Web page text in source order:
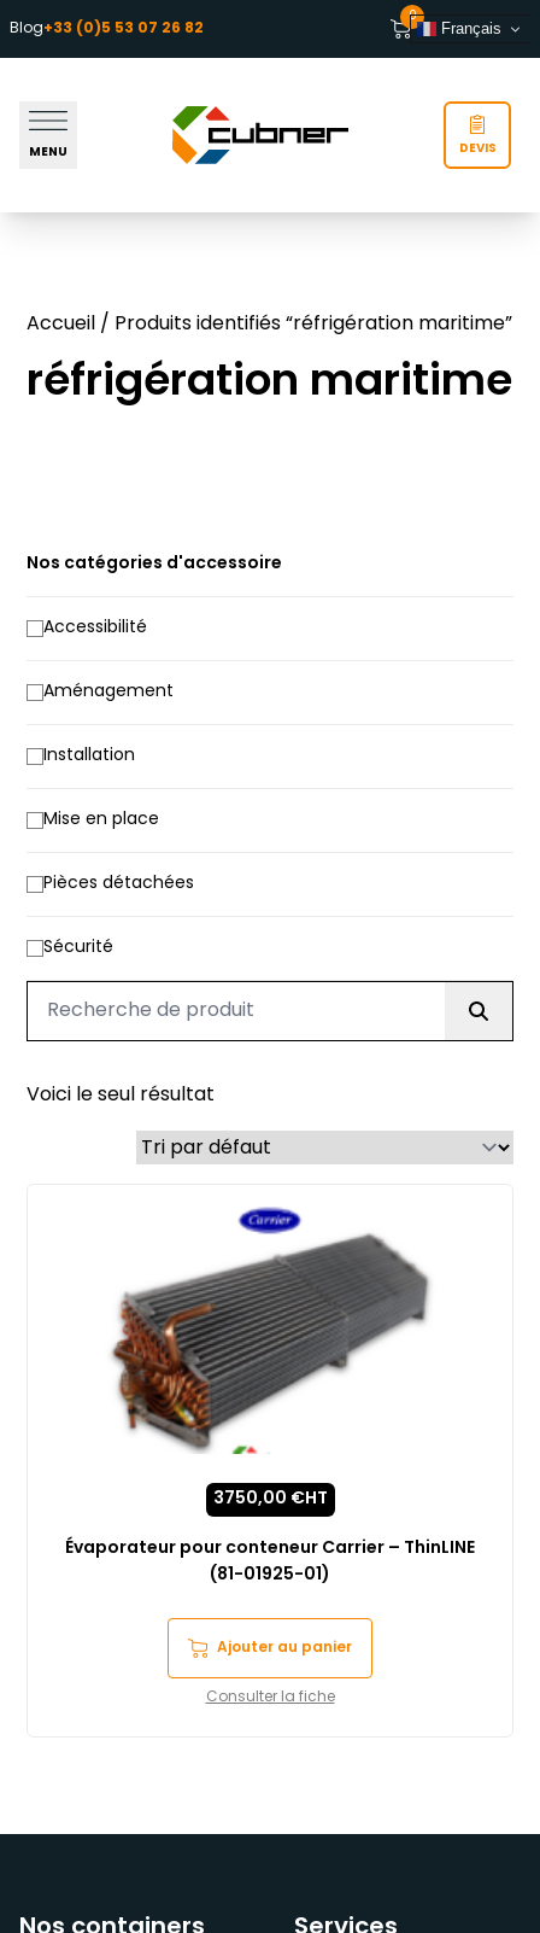
Aller au contenu
Blog+33 (0)5 53 07 26 82
0
Français
MENU DEVIS
Accueil/ Produits identifiés “réfrigération maritime”
réfrigération maritime
Nos catégories d'accessoire
Accessibilité
Aménagement
Installation
Mise en place
Pièces détachées
Sécurité
Voici le seul résultat
Évaporateur pour conteneur Carrier – ThinLINE
(81-01925-01)
3750,00 €HT
Ajouter au panier
Consulter la fiche